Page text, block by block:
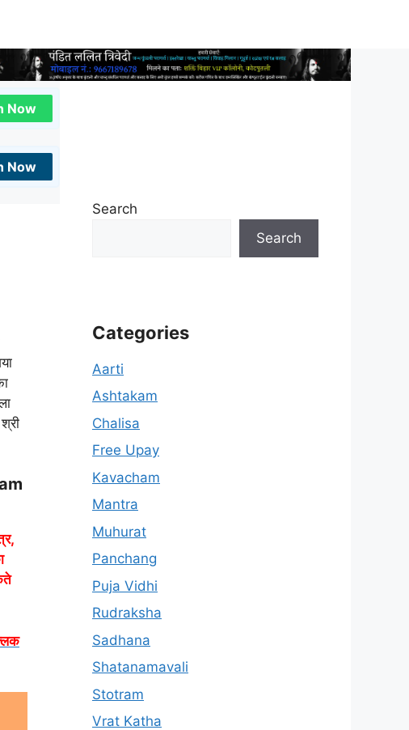
Now
Now
Search
Search
Categories
Aarti
Ashtakam
Chalisa
Free Upay
Kavacham
Mantra
Muhurat
Panchang
Puja Vidhi
Rudraksha
Sadhana
Shatanamavali
Stotram
Vrat Katha